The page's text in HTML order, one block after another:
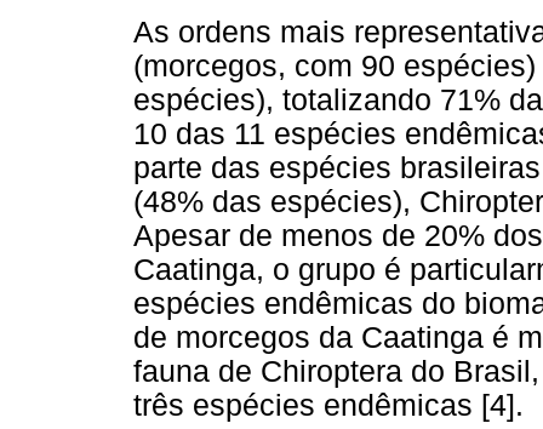
As ordens mais
(morcegos, com 90
espécies), totalizando 71%
10 das 11 espécies
parte das espécies
(48% das espécies),
Apesar de menos de 20%
Caatinga, o grupo é
espécies endêmicas do
de morcegos da Caatinga é
fauna de Chiroptera do
três espécies endêmicas [4].